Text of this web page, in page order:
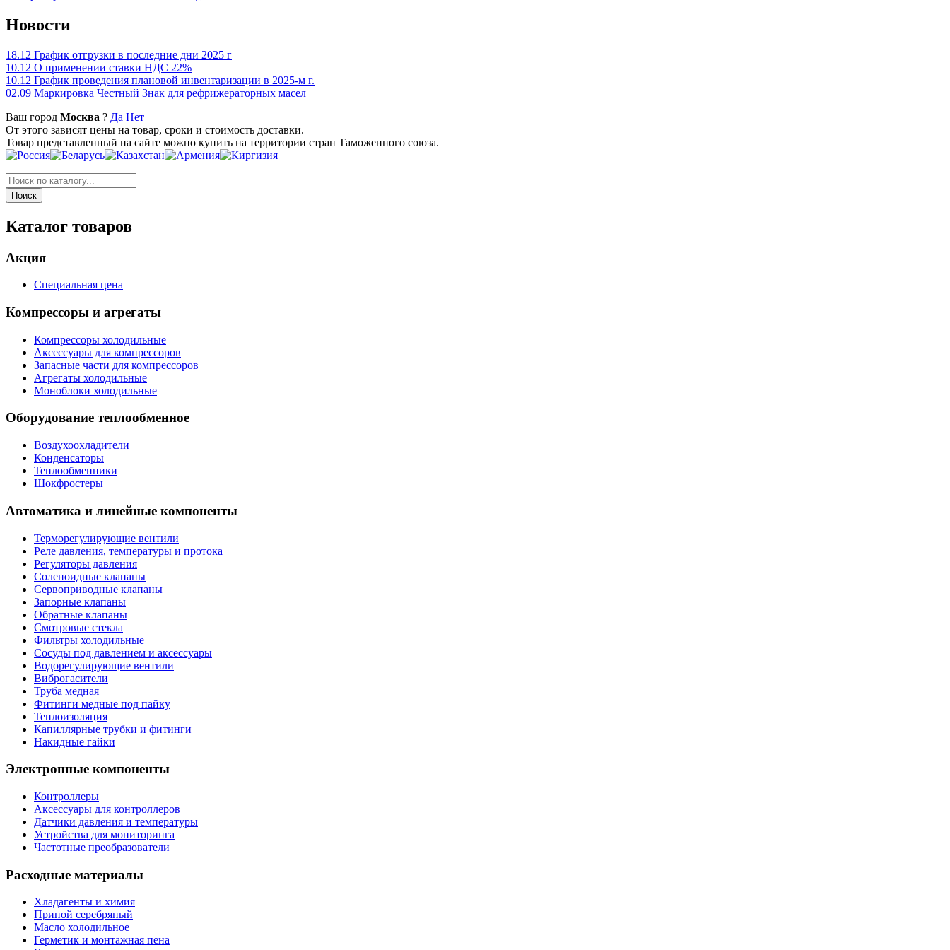
Новости
18.12 График отгрузки в последние дни 2025 г
10.12 О применении ставки НДС 22%
10.12 График проведения плановой инвентаризации в 2025-м г.
02.09 Маркировка Честный Знак для рефрижераторных масел
Ваш город Москва ? Да Нет
От этого зависят цены на товар, сроки и стоимость доставки.
Товар представленный на сайте можно купить на территории стран Таможенного союза.
Каталог товаров
Акция
Специальная цена
Компрессоры и агрегаты
Компрессоры холодильные
Аксессуары для компрессоров
Запасные части для компрессоров
Агрегаты холодильные
Моноблоки холодильные
Оборудование теплообменное
Воздухоохладители
Конденсаторы
Теплообменники
Шокфростеры
Автоматика и линейные компоненты
Терморегулирующие вентили
Реле давления, температуры и протока
Регуляторы давления
Соленоидные клапаны
Сервоприводные клапаны
Запорные клапаны
Обратные клапаны
Смотровые стекла
Фильтры холодильные
Сосуды под давлением и аксессуары
Водорегулирующие вентили
Виброгасители
Труба медная
Фитинги медные под пайку
Теплоизоляция
Капиллярные трубки и фитинги
Накидные гайки
Электронные компоненты
Контроллеры
Аксессуары для контроллеров
Датчики давления и температуры
Устройства для мониторинга
Частотные преобразователи
Расходные материалы
Хладагенты и химия
Припой серебряный
Масло холодильное
Герметик и монтажная пена